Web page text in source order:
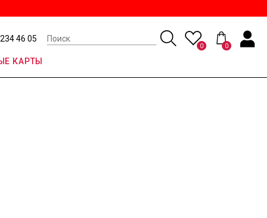
46 05
0 0
КАРТЫ